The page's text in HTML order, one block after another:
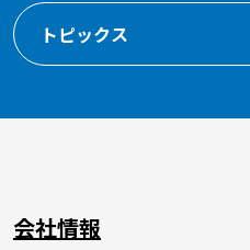
トピックス
会社情報